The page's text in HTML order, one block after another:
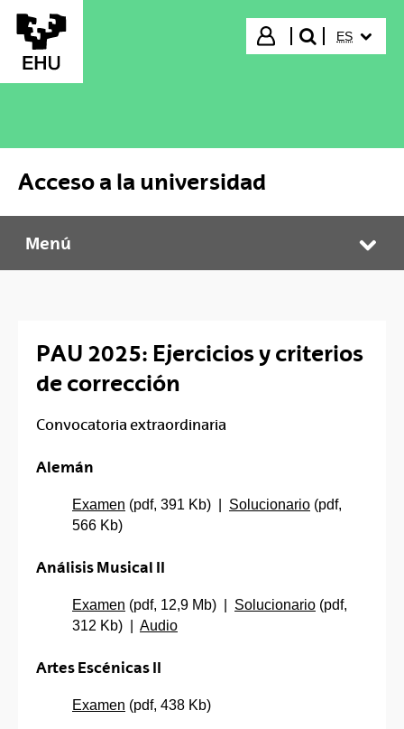
Saltar al contenido principal
Iniciar sesión
buscar"
ES
Acceso a la universidad
Acceso a la universidad
Menú
PAU 2025: Ejercicios y criterios
de corrección
Convocatoria extraordinaria
Alemán
Examen (pdf, 391 Kb) | Solucionario (pdf,
566 Kb)
Análisis Musical II
Examen (pdf, 12,9 Mb) | Solucionario (pdf,
312 Kb) | Audio
Artes Escénicas II
Examen (pdf, 438 Kb)